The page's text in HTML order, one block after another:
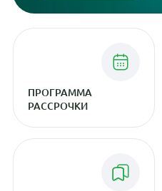
ПРОГРАММА
РАССРОЧКИ